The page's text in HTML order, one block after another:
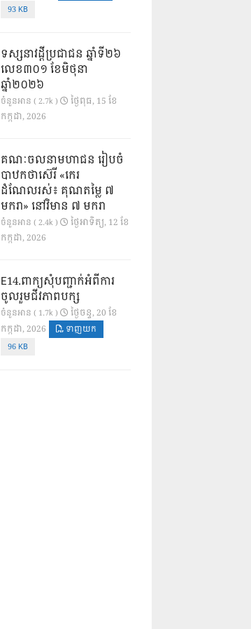
93 KB
ទស្សនាវដ្ដីប្រជាជន ឆ្នាំទី២៦
លេខ៣០១ ខែមិថុនា
ឆ្នាំ២០២៦
ចំនួនអាន ( 2.7k )
ថ្ងៃ​ពុធ, 15 ខែ​
កក្កដា, 2026
គណៈចលនាមហាជន រៀបចំ
បាឋកថាស៊េរី «កេរ
ដំណែលរស់៖ គុណតម្លៃ ៧
មករា» នៅវិមាន ៧ មករា
ចំនួនអាន ( 2.4k )
ថ្ងៃ​អាទិត្យ, 12 ខែ​
កក្កដា, 2026
E14.ពាក្យសុំបញ្ជាក់អំពីការ
ចូលរួមជីវភាពបក្ស
ចំនួនអាន ( 1.7k )
ថ្ងៃ​ចន្ទ, 20 ខែ​
កក្កដា, 2026
ទាញយក
96 KB